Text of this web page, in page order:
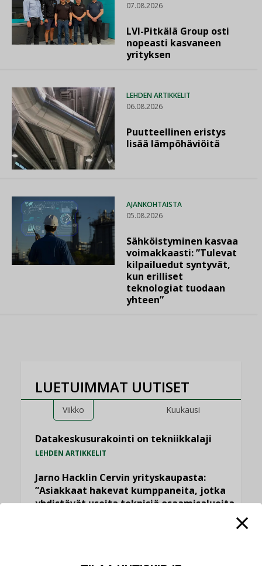
07.08.2026
LVI-Pitkälä Group osti
nopeasti kasvaneen
yrityksen
LEHDEN ARTIKKELIT
06.08.2026
Puutteellinen eristys
lisää lämpöhäviöitä
AJANKOHTAISTA
05.08.2026
Sähköistyminen kasvaa
voimakkaasti: ”Tulevat
kilpailuedut syntyvät,
kun erilliset
teknologiat tuodaan
yhteen”
LUETUIMMAT UUTISET
Viikko Kuukausi
Datakeskusurakointi on tekniikkalaji
LEHDEN ARTIKKELIT
Jarno Hacklin Cervin yrityskaupasta:
”Asiakkaat hakevat kumppaneita, jotka
yhdistävät useita teknisiä osaamisalueita